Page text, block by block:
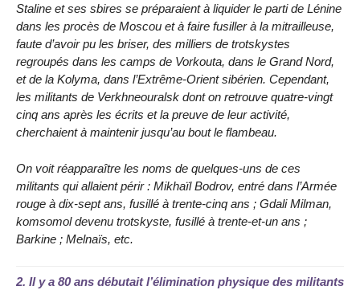
Staline et ses sbires se préparaient à liquider le parti de Lénine
dans les procès de Moscou et à faire fusiller à la mitrailleuse,
faute d’avoir pu les briser, des milliers de trotskystes
regroupés dans les camps de Vorkouta, dans le Grand Nord,
et de la Kolyma, dans l’Extrême-Orient sibérien. Cependant,
les militants de Verkhneouralsk dont on retrouve quatre-vingt
cinq ans après les écrits et la preuve de leur activité,
cherchaient à maintenir jusqu’au bout le flambeau.
On voit réapparaître les noms de quelques-uns de ces
militants qui allaient périr : Mikhaïl Bodrov, entré dans l’Armée
rouge à dix-sept ans, fusillé à trente-cinq ans ; Gdali Milman,
komsomol devenu trotskyste, fusillé à trente-et-un ans ;
Barkine ; Melnaïs, etc.
2. Il y a 80 ans débutait l’élimination physique des militants